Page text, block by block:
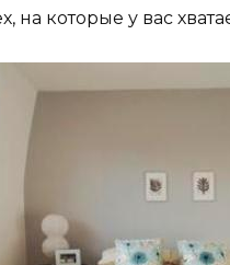
на которые у вас